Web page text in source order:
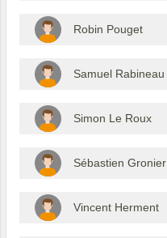
Robin Pouget
Samuel Rabineau
Simon Le Roux
Sébastien Gronier
Vincent Herment